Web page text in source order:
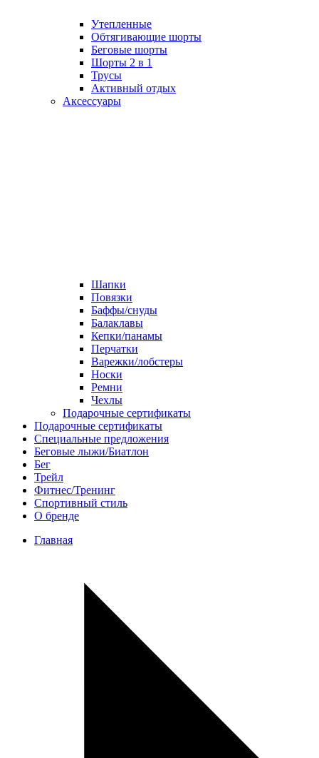
Утепленные
Обтягивающие шорты
Беговые шорты
Шорты 2 в 1
Трусы
Активный отдых
Аксессуары
Шапки
Повязки
Баффы/снуды
Балаклавы
Кепки/панамы
Перчатки
Варежки/лобстеры
Носки
Ремни
Чехлы
Подарочные сертификаты
Подарочные сертификаты
Специальные предложения
Беговые лыжи/Биатлон
Бег
Трейл
Фитнес/Тренинг
Спортивный стиль
О бренде
Главная